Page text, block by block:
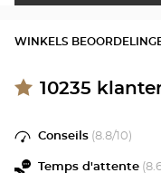
WINKELS
10235
Conseils (8.8/10)
Temps d'attente (